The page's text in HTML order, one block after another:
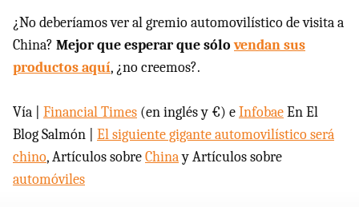
¿No deberíamos ver al gremio automovilístico de visita a
China? Mejor que esperar que sólovendan sus
productos aquí, ¿no creemos?.
Vía | Financial Times (en inglés y €) eInfobaeEn El
Blog Salmón | El siguiente gigante automovilístico será
chino, Artículos sobreChinay Artículos sobre
automóviles